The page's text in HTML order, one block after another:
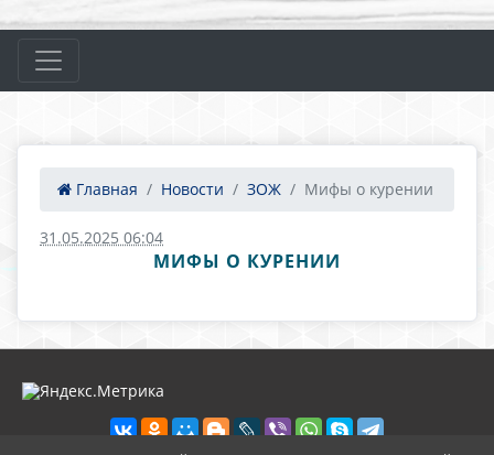
Главная Новости ЗОЖ Мифы о курении
31.05.2025 06:04
МИФЫ О КУРЕНИИ